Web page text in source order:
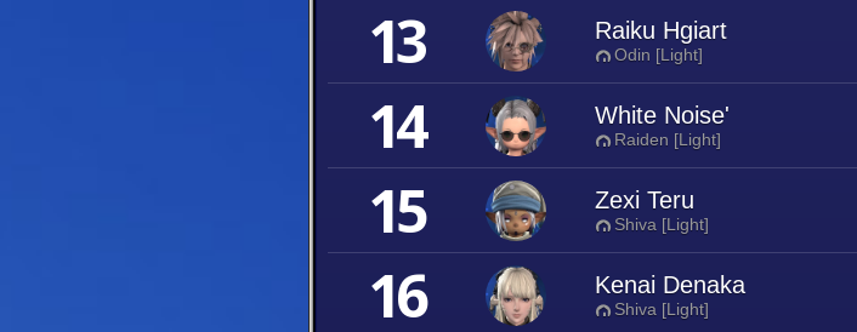
13 Raiku Hgiart
Odin [Light]
14 White Noise'
Raiden [Light]
15 Zexi Teru
Shiva [Light]
16 Kenai Denaka
Shiva [Light]